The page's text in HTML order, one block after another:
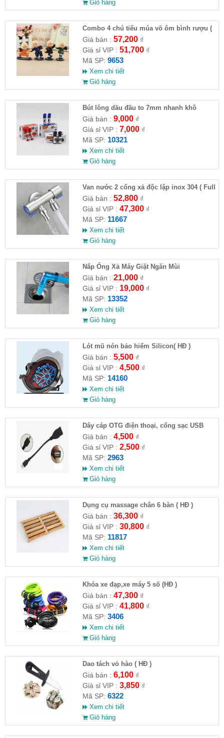
Giỏ hàng
Combo 4 chú tiểu múa võ ôm bình rượu (
HĐ )
Giá bán : 57,200₫
Giá sỉ VIP : 51,700₫
Mã SP: 9653
Xem chi tiết
Giỏ hàng
Bút lông dầu đầu to 7mm nhanh khô
Giá bán : 9,000₫
Giá sỉ VIP : 7,000₫
Mã SP: 10321
Xem chi tiết
Giỏ hàng
Van nước 2 cổng xả độc lập inox 304 ( Full
VAT )
Giá bán : 52,800₫
Giá sỉ VIP : 47,300₫
Mã SP: 11667
Xem chi tiết
Giỏ hàng
Nắp Ống Xả Máy Giặt Ngăn Mùi
Giá bán : 21,000₫
Giá sỉ VIP : 19,000₫
Mã SP: 13352
Xem chi tiết
Giỏ hàng
Lót mũ nón bảo hiểm Silicon( HĐ )
Giá bán : 5,500₫
Giá sỉ VIP : 4,500₫
Mã SP: 14160
Xem chi tiết
Giỏ hàng
Dây cáp OTG điện thoại, cổng sạc USB
Giá bán : 4,500₫
Giá sỉ VIP : 2,500₫
Mã SP: 2963
Xem chi tiết
Giỏ hàng
Dụng cụ massage chân 6 bàn ( HĐ )
Giá bán : 36,300₫
Giá sỉ VIP : 30,800₫
Mã SP: 11817
Xem chi tiết
Giỏ hàng
Khóa xe đạp,xe máy 5 số (HĐ )
Giá bán : 47,300₫
Giá sỉ VIP : 41,800₫
Mã SP: 3406
Xem chi tiết
Giỏ hàng
Dao tách vỏ hào ( HĐ )
Giá bán : 6,100₫
Giá sỉ VIP : 3,850₫
Mã SP: 6322
Xem chi tiết
Giỏ hàng